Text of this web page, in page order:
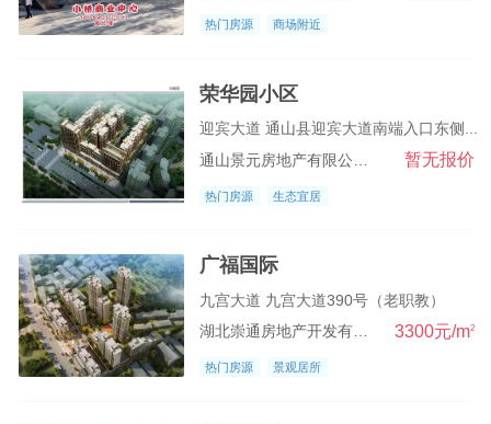
热门房源 商场附近
荣华园小区
迎宾大道 通山县迎宾大道南端入口东侧...
暂无报价
热门房源 生态宜居
广福国际
九宫大道 九宫大道390号（老职教）
湖北崇通房地产开发有限公司
3300元/m2
热门房源 景观居所